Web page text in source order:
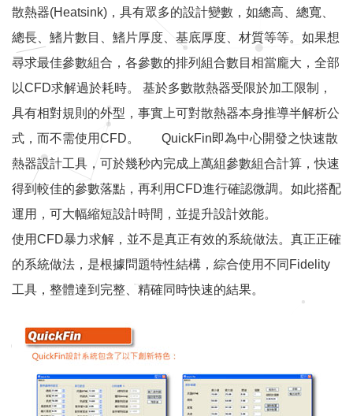
散熱器(Heatsink)，具有眾多的設計變數，如總高、總寬、
總長、鰭片數目、鰭片厚度、基底厚度、材質等等。如果想
尋求最佳參數組合，各參數的排列組合數目相當龐大，全部
以CFD求解過於耗時。 基於多數散熱器受限於加工限制，
具有相對規則的外型，事實上可對散熱器本身推導半解析公
式，而不需使用CFD。 QuickFin即為中心開發之快速散
熱器設計工具，可於幾秒內完成上萬組參數組合計算，快速
得到較佳的參數落點，再利用CFD進行確認微調。如此搭配
運用，可大幅縮短設計時間，並提升設計效能。
使用CFD暴力求解，並不是真正有效的系統做法。真正正確
的系統做法，是根據問題特性結構，綜合使用不同Fidelity
工具，整體達到完整、精確同時快速的結果。